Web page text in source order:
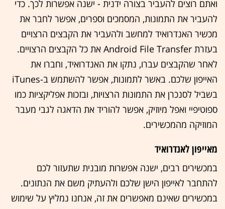
ואתם רוצים להעביר בצורה ידנית - ישנה אפשרות לכך. כדי
להעביר את התמונות, המסמכים וספרים, אפשר לחבר את
מכשיר האנדרואיד למחשב ולהעביר את הקבצים הרצויים
בעזרת Android File Transfer את כל הקבצים הרצויים.
לאחר שהקבצים עברו, נתקו את האנדרואיד, וחברו את
האייפון שלכם. באשר לתמונות, אפשר להשתמש ב-iTunes
בשביל לסנכרן את התמונות הרצויות, ובזכות אפליקציות כמו
ספוטיפיי ואפל מיוזיק, אפשר להוריד את הדאגה לגבי מעבר
המוזיקה מהמכשירים.
מאייפון לאנדרואיד
במכשירים רבים, ישנה אפשרות מובנית שתעזור לכם
להתחבר לאייפון הישן שלכם ולהעתיק משם את הנתונים.
במכשירים שאינם מאפשרים את זה, אנחנו נמליץ על שימוש